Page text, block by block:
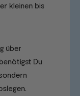
kleinen bis
über
Du